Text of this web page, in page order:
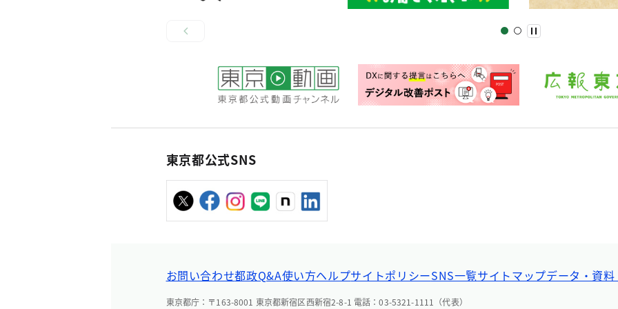
東京都公式SNS
お問い合わせ都政Q&A使い方ヘルプサイトポリシーSNS一覧サイトマップデータ・資
東京都庁：〒163-8001 東京都新宿区西新宿2-8-1 電話：03-5321-1111（代表）